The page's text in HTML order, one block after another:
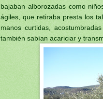
bajaban alborozadas como
ágiles, que retiraba presta los
manos curtidas,
también sabían acariciar y